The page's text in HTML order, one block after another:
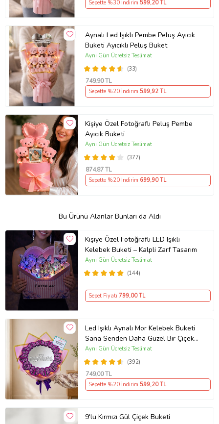
Sepette %30 İndirim 599,20 TL
Aynalı Led Işıklı Pembe Peluş Ayıcık
Buketi Ayıcıklı Peluş Buket
(33)
Aynı Gün Ücretsiz Teslimat
749,90 TL
Sepette %20 İndirim 599,92 TL
Kişiye Özel Fotoğraflı Peluş Pembe
Ayıcık Buketi
(377)
Aynı Gün Ücretsiz Teslimat
874,87 TL
Sepette %20 İndirim 699,90 TL
Bu Ürünü Alanlar Bunları da Aldı
Kişiye Özel Fotoğraflı LED Işıklı
Kelebek Buketi – Kalpli Zarf Tasarım
(144)
Aynı Gün Ücretsiz Teslimat
Sepet Fiyatı 799,00 TL
Led Işıklı Aynalı Mor Kelebek Buketi
Sana Senden Daha Güzel Bir Çiçek
Bulamadım Ayna Buket Sevgiliye
Hediye
(392)
Aynı Gün Ücretsiz Teslimat
749,00 TL
Sepette %20 İndirim 599,20 TL
9'lu Kırmızı Gül Çiçek Buketi